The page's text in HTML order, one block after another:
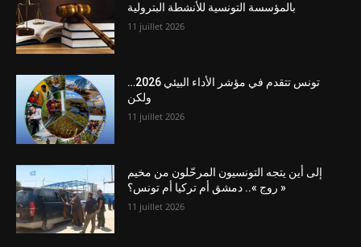
بالمؤسسة التونسية للأنشطة البترولية
11 juillet 2026
تونس تتقدم في مؤشر الأداء البيئي 2026…
ولكن
11 juillet 2026
إلى أين يتجه التونسيون المرحّلون من مخيم
« روج ».. دمشق أم تركيا أم تونس؟
11 juillet 2026